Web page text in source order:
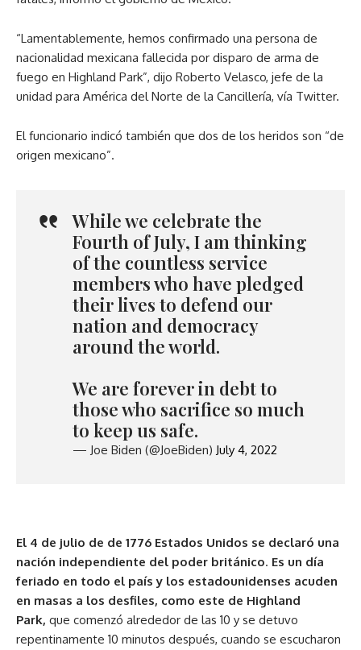
“Lamentablemente, hemos confirmado una persona de
nacionalidad mexicana fallecida por disparo de arma de
fuego en Highland Park”, dijo Roberto Velasco, jefe de la
unidad para América del Norte de la Cancillería, vía Twitter.
El funcionario indicó también que dos de los heridos son “de
origen mexicano”.
While we celebrate the
Fourth of July, I am thinking
of the countless service
members who have pledged
their lives to defend our
nation and democracy
around the world.
We are forever in debt to
those who sacrifice so much
to keep us safe.
— Joe Biden (@JoeBiden) July 4, 2022
El 4 de julio de de 1776 Estados Unidos se declaró una
nación independiente del poder británico. Es un día
feriado en todo el país y los estadounidenses acuden
en masas a los desfiles, como este de Highland
Park, que comenzó alrededor de las 10 y se detuvo
repentinamente 10 minutos después, cuando se escucharon